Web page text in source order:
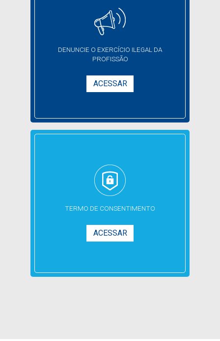
DENUNCIE O EXERCÍCIO ILEGAL DA
PROFISSÃO
ACESSAR
TERMO DE CONSENTIMENTO
ACESSAR